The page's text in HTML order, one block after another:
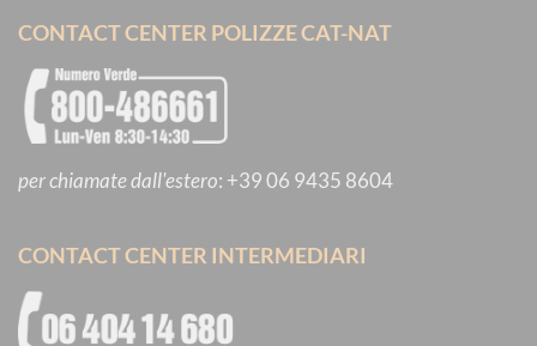
CONTACT CENTER POLIZZE CAT-NAT
per chiamate dall'estero: +39 06 9435 8604
CONTACT CENTER INTERMEDIARI